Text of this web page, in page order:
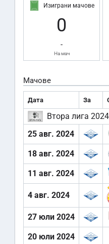
Изиграни мачове
0
-
На мач
Мачове
Дата За
Втора лига
25 авг. 2024
18 авг. 2024
11 авг. 2024
4 авг. 2024
27 юли 2024
20 юли 2024